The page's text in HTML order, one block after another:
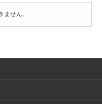
ません。